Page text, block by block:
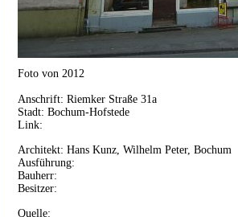
Foto von 2012
Anschrift: Riemker Straße 31a
Stadt: Bochum-Hofstede
Link:
Architekt: Hans Kunz, Wilhelm Peter, Bochum
Ausführung:
Bauherr:
Besitzer:
Quelle: